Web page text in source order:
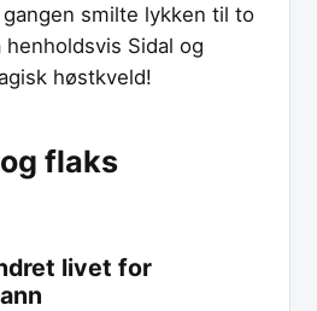
smilte lykken til to
Sidal og
høstkveld!
flaks
livet for